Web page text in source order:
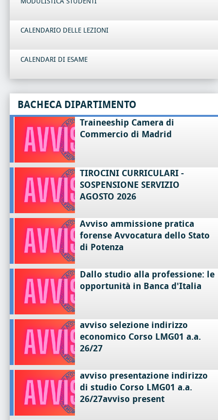
CALENDARIO DELLE LEZIONI
CALENDARI DI ESAME
BACHECA DIPARTIMENTO
Traineeship Camera di
Commercio di Madrid
TIROCINI CURRICULARI -
SOSPENSIONE SERVIZIO
AGOSTO 2026
Avviso ammissione pratica
forense Avvocatura dello Stato
di Potenza
Dallo studio alla professione: le
opportunità in Banca d'Italia
avviso selezione indirizzo
economico Corso LMG01 a.a.
26/27
avviso presentazione indirizzo
di studio Corso LMG01 a.a.
26/27avviso present